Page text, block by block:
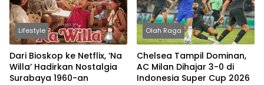
Lifestyle
Dari Bioskop ke Netflix, ‘Na
Willa’ Hadirkan Nostalgia
Surabaya 1960-an
Olah Raga
Chelsea Tampil Dominan,
AC Milan Dihajar 3-0 di
Indonesia Super Cup 2026